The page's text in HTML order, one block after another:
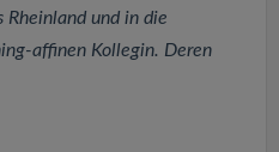
und in die
affinen Kollegin. Deren